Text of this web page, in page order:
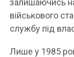
залишаючись
військового
службу під
Лише у 1985